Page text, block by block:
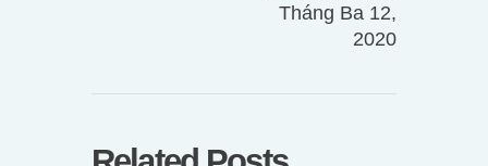
Tháng Ba 12,
2020